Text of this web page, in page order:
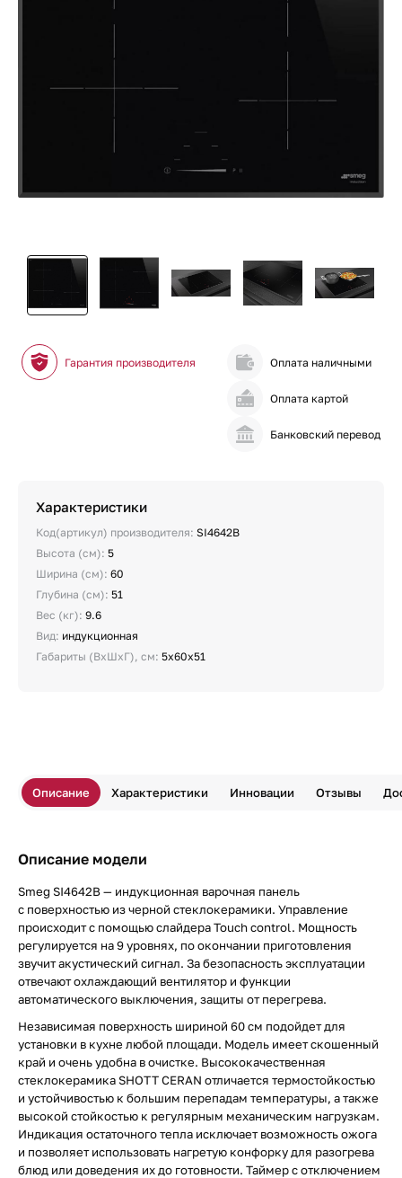
Гарантия производителя Оплата наличными
Оплата картой
Банковский перевод
Характеристики
Код(артикул) производителя: SI4642B
Высота (см): 5
Ширина (см): 60
Глубина (см): 51
Вес (кг): 9.6
Вид: индукционная
Габариты (ВхШхГ), см: 5х60х51
Описание Характеристики Инновации Отзывы
Описание модели
Smeg SI4642B — индукционная варочная панель
с поверхностью из черной стеклокерамики. Управление
происходит с помощью слайдера Touch control. Мощность
регулируется на 9 уровнях, по окончании приготовления
звучит акустический сигнал. За безопасность эксплуатации
отвечают охлаждающий вентилятор и функции
автоматического выключения, защиты от перегрева.
Независимая поверхность шириной 60 см подойдет для
установки в кухне любой площади. Модель имеет скошенный
край и очень удобна в очистке. Высококачественная
стеклокерамика SHOTT CERAN отличается термостойкостью
и устойчивостью к большим перепадам температуры, а также
высокой стойкостью к регулярным механическим нагрузкам.
Индикация остаточного тепла исключает возможность ожога
и позволяет использовать нагретую конфорку для разогрева
блюд или доведения их до готовности. Таймер с отключением